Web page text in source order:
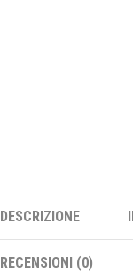
DESCRIZIONE
RECENSIONI (0)